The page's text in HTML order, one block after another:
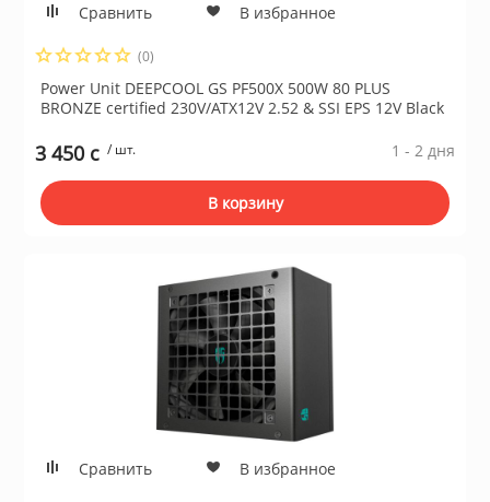
Сравнить В избранное
(0)
Power Unit DEEPCOOL GS PF500X 500W 80 PLUS
BRONZE certified 230V/ATX12V 2.52 & SSI EPS 12V Black
3 450 c / шт. 1 - 2 дня
В корзину
Сравнить В избранное